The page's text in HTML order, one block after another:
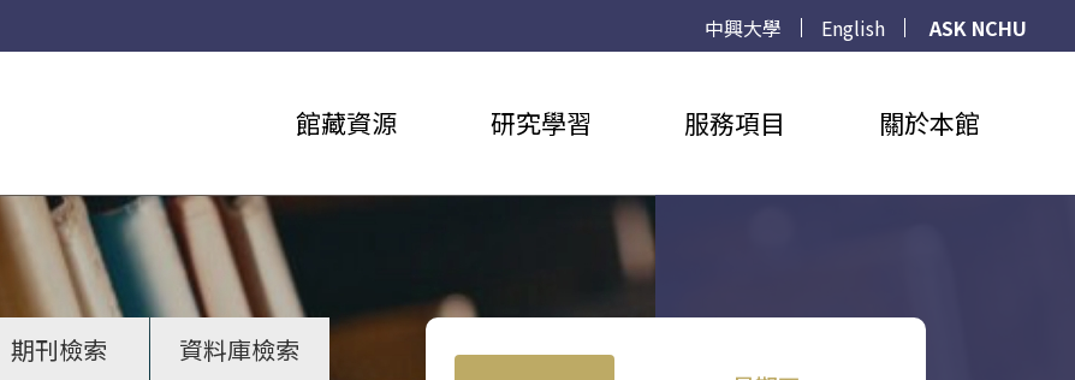
中興大學 English
ASK NCHU
館藏資源 研究學習 服務項目 關於本館
期刊檢索 資料庫檢索